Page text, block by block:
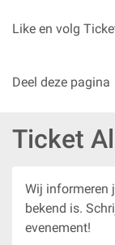
Ticketpoint is
Like en volg
Deel deze pagina
Ticket
Wij informeren
bekend is.
evenement!